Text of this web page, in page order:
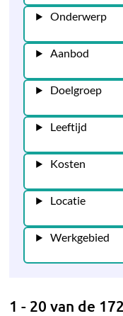
Onderwerp
Aanbod
Doelgroep
Leeftijd
Kosten
Locatie
Werkgebied
1 - 20 van de